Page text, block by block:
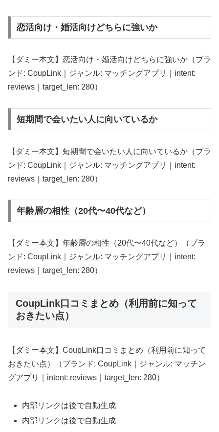
恋活向け・婚活向けどちらに強いか
【ダミー本文】恋活向け・婚活向けどちらに強いか（ブラ
ンド: CoupLink｜ジャンル: マッチングアプリ｜intent:
reviews｜target_len: 280）
短期間で会いたい人に向いているか
【ダミー本文】短期間で会いたい人に向いているか（ブラ
ンド: CoupLink｜ジャンル: マッチングアプリ｜intent:
reviews｜target_len: 280）
年齢層の相性（20代〜40代など）
【ダミー本文】年齢層の相性（20代〜40代など）（ブラ
ンド: CoupLink｜ジャンル: マッチングアプリ｜intent:
reviews｜target_len: 280）
CoupLink口コミまとめ（利用前に知って
おきたい点）
【ダミー本文】CoupLink口コミまとめ（利用前に知って
おきたい点）（ブランド: CoupLink｜ジャンル: マッチン
グアプリ｜intent: reviews｜target_len: 280）
内部リンクは後で自動生成
内部リンクは後で自動生成